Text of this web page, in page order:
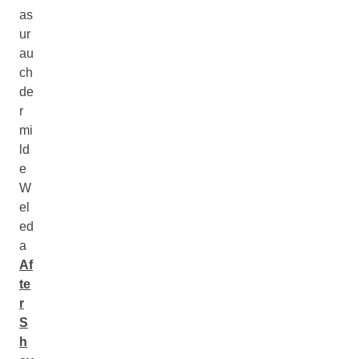
as
ur
au
ch
de
r
mi
ld
e
W
el
ed
a
Af
te
r
S
h